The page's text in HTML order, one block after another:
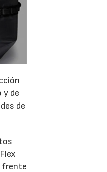
y de
de
frente